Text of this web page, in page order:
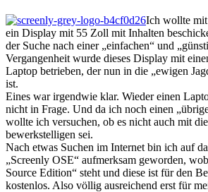
Ich wollte mit
ein Display mit 55 Zoll mit Inhalten
der Suche nach einer „einfachen“ und
Vergangenheit wurde dieses Display mit
Laptop betrieben, der nun in die „ewigen
ist.
Eines war irgendwie klar. Wieder einen
nicht in Frage. Und da ich noch einen
wollte ich versuchen, ob es nicht auch mit
bewerkstelligen sei.
Nach etwas Suchen im Internet bin ich auf
„Screenly OSE“ aufmerksam geworden,
Source Edition“ steht und diese ist für den
kostenlos. Also völlig ausreichend erst für